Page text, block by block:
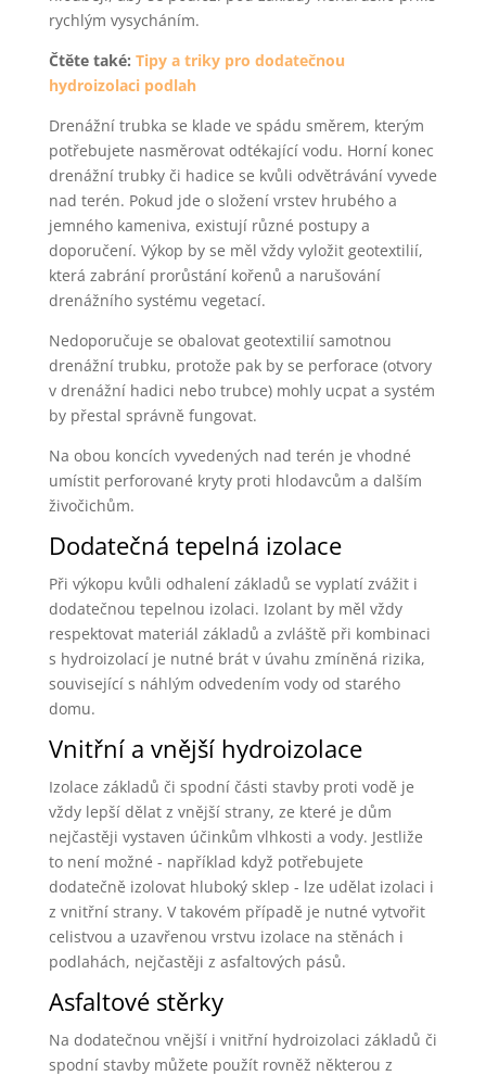
rychlým vysycháním.
Čtěte také: Tipy a triky pro dodatečnou
hydroizolaci podlah
Drenážní trubka se klade ve spádu směrem, kterým
potřebujete nasměrovat odtékající vodu. Horní konec
drenážní trubky či hadice se kvůli odvětrávání vyvede
nad terén. Pokud jde o složení vrstev hrubého a
jemného kameniva, existují různé postupy a
doporučení. Výkop by se měl vždy vyložit geotextilií,
která zabrání prorůstání kořenů a narušování
drenážního systému vegetací.
Nedoporučuje se obalovat geotextilií samotnou
drenážní trubku, protože pak by se perforace (otvory
v drenážní hadici nebo trubce) mohly ucpat a systém
by přestal správně fungovat.
Na obou koncích vyvedených nad terén je vhodné
umístit perforované kryty proti hlodavcům a dalším
živočichům.
Dodatečná tepelná izolace
Při výkopu kvůli odhalení základů se vyplatí zvážit i
dodatečnou tepelnou izolaci. Izolant by měl vždy
respektovat materiál základů a zvláště při kombinaci
s hydroizolací je nutné brát v úvahu zmíněná rizika,
související s náhlým odvedením vody od starého
domu.
Vnitřní a vnější hydroizolace
Izolace základů či spodní části stavby proti vodě je
vždy lepší dělat z vnější strany, ze které je dům
nejčastěji vystaven účinkům vlhkosti a vody. Jestliže
to není možné - například když potřebujete
dodatečně izolovat hluboký sklep - lze udělat izolaci i
z vnitřní strany. V takovém případě je nutné vytvořit
celistvou a uzavřenou vrstvu izolace na stěnách i
podlahách, nejčastěji z asfaltových pásů.
Asfaltové stěrky
Na dodatečnou vnější i vnitřní hydroizolaci základů či
spodní stavby můžete použít rovněž některou z